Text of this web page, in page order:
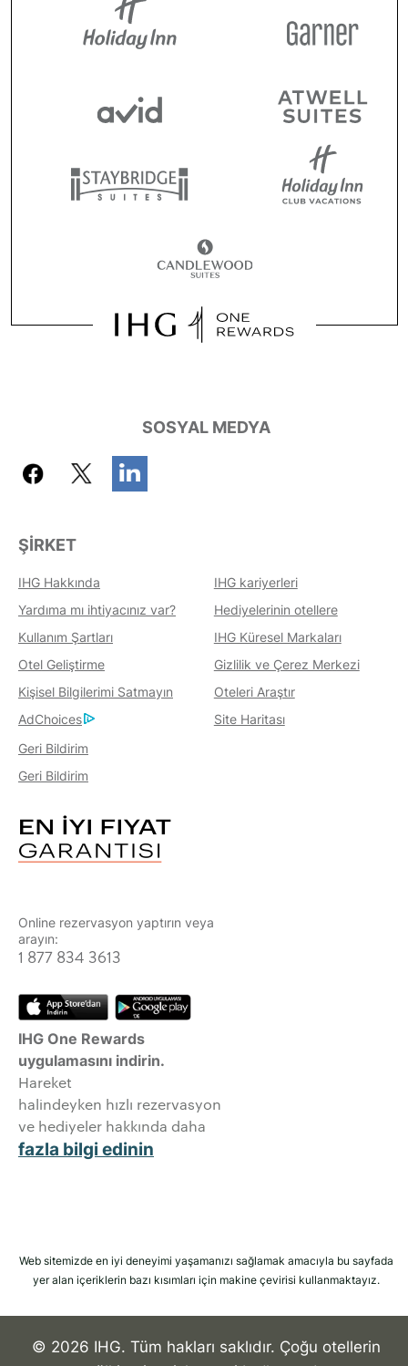
SOSYAL MEDYA
ŞIRKET
IHG Hakkında
IHG kariyerleri
Yardıma mı ihtiyacınız var?
Hediyelerinin otellere
Kullanım Şartları
IHG Küresel Markaları
Otel Geliştirme
Gizlilik ve Çerez Merkezi
Kişisel Bilgilerimi Satmayın
Oteleri Araştır
AdChoices
Site Haritası
Geri Bildirim
Geri Bildirim
Online rezervasyon yaptırın veya
arayın:
1 877 834 3613
IHG One Rewards
uygulamasını indirin.
Hareket
halindeyken hızlı rezervasyon
ve hediyeler hakkında daha
fazla bilgi edinin
Web sitemizde en iyi deneyimi yaşamanızı sağlamak amacıyla bu sayfada
yer alan içeriklerin bazı kısımları için makine çevirisi kullanmaktayız.
© 2026 IHG. Tüm hakları saklıdır. Çoğu otellerin